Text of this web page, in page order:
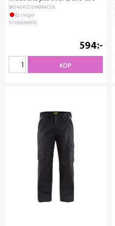
BK140412109994C58
Ej i lager
5560696618
594
KÖP